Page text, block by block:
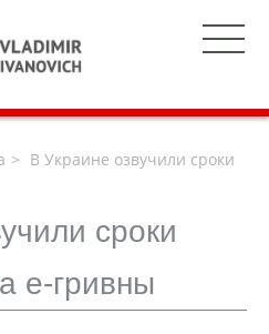
В Украине озвучили сроки
сроки
е-гривны